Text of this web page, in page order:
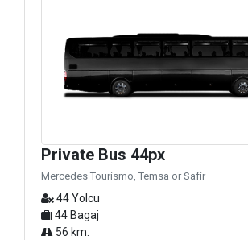
Private Bus 44px
Mercedes Tourismo, Temsa or Safir
44 Yolcu
44 Bagaj
56 km.